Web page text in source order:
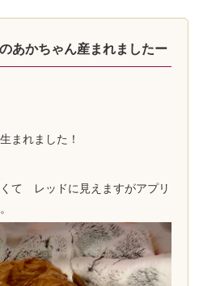
あかちゃん産まれましたー
まれました！
て レッドに見えますがアプリ